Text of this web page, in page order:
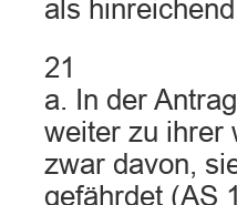
als
21
a. In der
weiter zu ihrer
zwar davon,
gefährdet (AS